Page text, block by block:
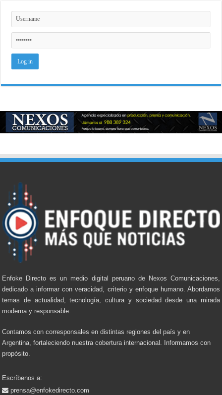
Enfoke Directo es un medio digital peruano de Nexos Comunicaciones,
dedicado a informar con veracidad, criterio y enfoque humano. Abordamos
temas de actualidad, tecnología, cultura y sociedad desde una mirada
moderna y responsable.
Contamos con corresponsales en distintas regiones del país y en
Argentina, fortaleciendo nuestra cobertura internacional. Informamos con
propósito.
Escríbenos a:
prensa@enfokedirecto.com